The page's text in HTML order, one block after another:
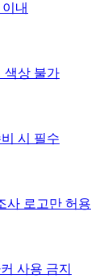
내
색상 불가
시 필수
사 로고만 허용
사용 금지